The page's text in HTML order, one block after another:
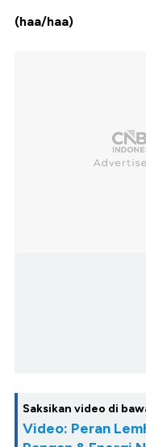
(haa/haa)
Saksikan video di
Video: Peran